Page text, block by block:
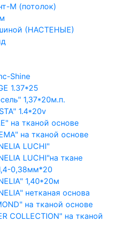
М (потолок)
(НАСТЕНЫЕ)
Shine
1.37*25
1,37*20м.п.
1.4*20v
на тканой основе
на тканой основе
LUCHI"
LUCHI"на ткане
0,38мм*20
1,40*20м
нетканая основа
на тканой основе
COLLECTION" на тканой